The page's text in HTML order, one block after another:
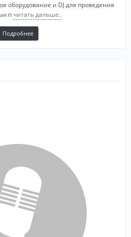
оборудование и DJ для проведения
п читать дальше..
Подробнее